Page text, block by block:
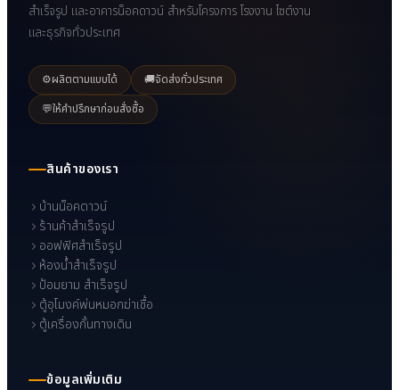
สำเร็จรูป และอาคารน็อคดาวน์ สำหรับโครงการ โรงงาน ไซต์งาน
และธุรกิจทั่วประเทศ
⚙️ผลิตตามแบบได้ 🚚จัดส่งทั่วประเทศ
💬ให้คำปรึกษาก่อนสั่งซื้อ
สินค้าของเรา
บ้านน็อคดาวน์
ร้านค้าสำเร็จรูป
ออฟฟิศสำเร็จรูป
ห้องน้ำสำเร็จรูป
ป้อมยาม สำเร็จรูป
ตู้อุโมงค์พ่นหมอกฆ่าเชื้อ
ตู้เครื่องกั้นทางเดิน
ข้อมูลเพิ่มเติม